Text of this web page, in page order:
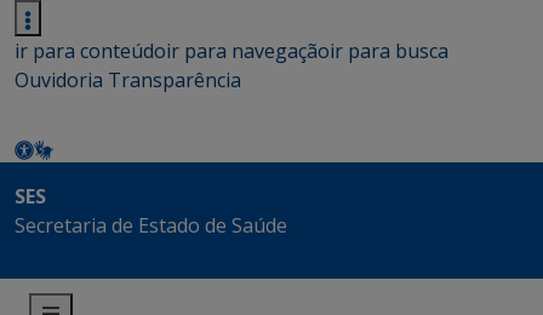
ir para conteúdoir para navegaçãoir para busca
Ouvidoria Transparência
SES
Secretaria de Estado de Saúde